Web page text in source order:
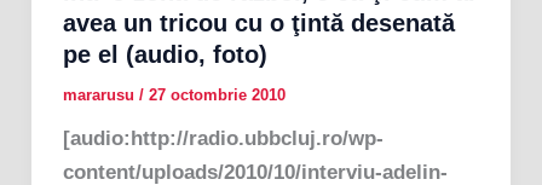
avea un tricou cu o ţintă desenată
pe el (audio, foto)
mararusu / 27 octombrie 2010
[audio:http://radio.ubbcluj.ro/wp-
content/uploads/2010/10/interviu-adelin-